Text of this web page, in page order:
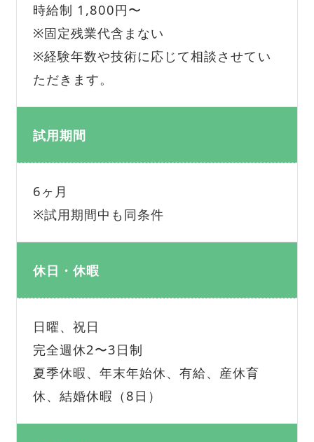
時給制 1,800円〜
※固定残業代含まない
※経験年数や技術に応じて相談させてい
ただきます。
試用期間
6ヶ月
※試用期間中も同条件
休日・休暇
日曜、祝日
完全週休2〜3日制
夏季休暇、年末年始休、有給、産休育
休、結婚休暇（8日）